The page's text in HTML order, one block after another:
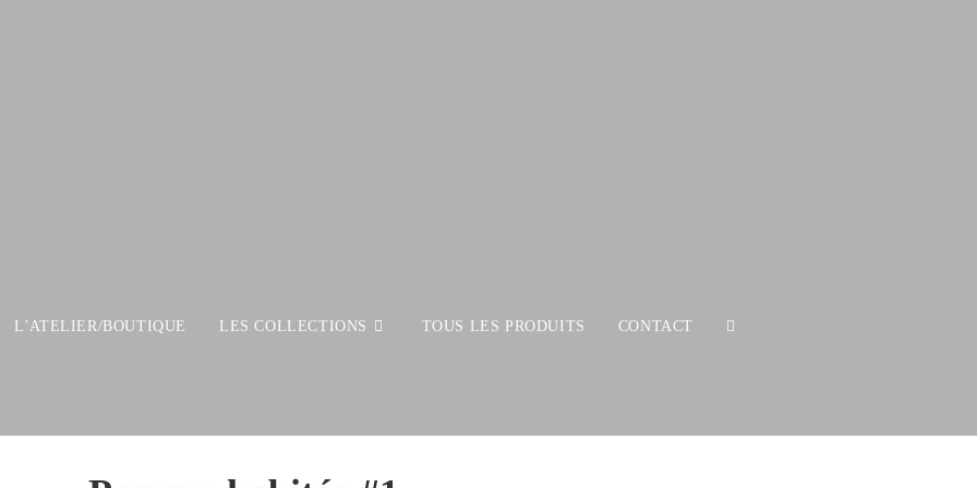
L’ATELIER/BOUTIQUE LES COLLECTIONS TOUS LES PRODUITS CONTACT TOGGLE